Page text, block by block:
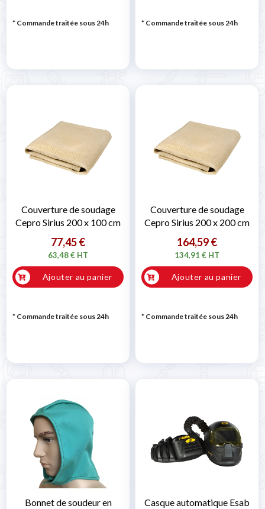
* Commande traitée sous 24h * Commande traitée sous 24h
Couverture de soudage
Cepro Sirius 200 x 100 cm
77,45 €
63,48 € HT
Ajouter au panier
* Commande traitée sous 24h
Couverture de soudage
Cepro Sirius 200 x 200 cm
164,59 €
134,91 € HT
Ajouter au panier
* Commande traitée sous 24h
Bonnet de soudeur en
Casque automatique Esab